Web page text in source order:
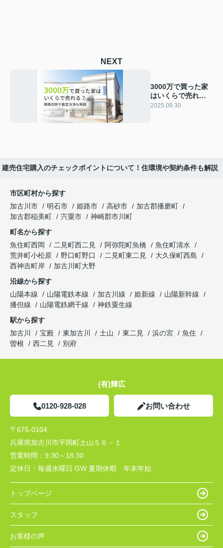
NEXT
3000万で買った家
はいくらで売れ
る？価格目安や査
2025.09.30
建売住宅購入のチェックポイントについて！住環境や契約条件も解説
市区町村から探す
加古川市
明石市 姫路市 高砂市
加古郡播磨町
加古郡稲美町
宍粟市
神崎郡市川町
町名から探す
魚住町西岡
二見町西二見 阿弥陀町魚橋
魚住町清水
荒井町小松原
野口町野口 二見町東二見
大久保町西島
西神吉町岸
加古川町大野
沿線から探す
山陽本線
山陽電鉄本線 加古川線 姫新線
山陽新幹線
播但線
山陽電鉄網干線
神鉄粟生線
駅から探す
加古川
宝殿 東加古川 土山 東二見 浜の宮
魚住
曽根
西二見 別府
(有)輝広
0120-928-028 お問い合わせ
〒675-0104
兵庫県加古川市平岡町土山５６－１
営業時間： 9:30～18:30
定休日： 毎週水曜日 GW 夏期休暇 年末年始
トップページ
スタッフ
お客様の声